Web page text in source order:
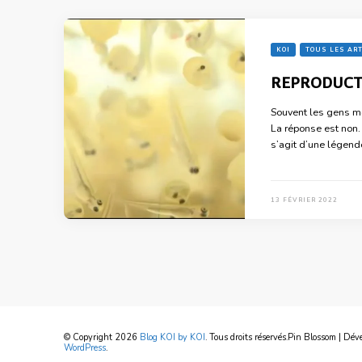
KOI TOUS LES
Souvent les gens
La réponse est
s’agit d’une
13 FÉVRIER 2022
© Copyright 2026 Blog KOI by KOI. Tous droits réservés.Pin Blossom |
WordPress.